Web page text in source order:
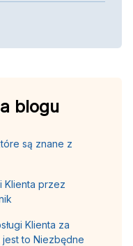
blogu
są znane z
Klienta przez
Klienta za
to Niezbędne